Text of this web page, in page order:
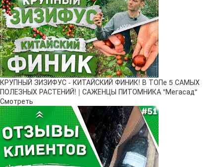
КРУПНЫЙ ЗИЗИФУС - КИТАЙСКИЙ ФИНИК! В ТОПе 5 САМЫХ
ПОЛЕЗНЫХ РАСТЕНИЙ! | САЖЕНЦЫ ПИТОМНИКА "Мегасад"
Смотреть